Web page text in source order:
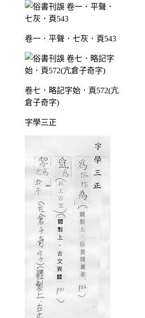
卷一．平聲．七灰．頁543
卷七．略記字始．頁572(亢
倉子奇字)
字學三正